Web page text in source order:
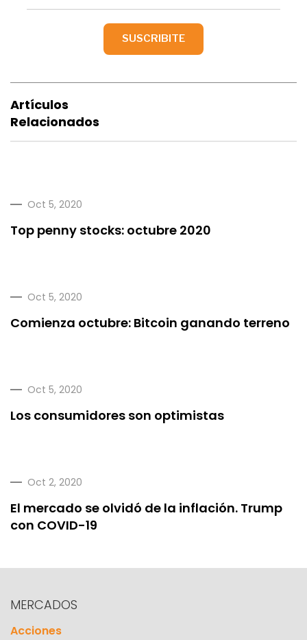
Artículos
Relacionados
Oct 5, 2020
Top penny stocks: octubre 2020
Oct 5, 2020
Comienza octubre: Bitcoin ganando terreno
Oct 5, 2020
Los consumidores son optimistas
Oct 2, 2020
El mercado se olvidó de la inflación. Trump
con COVID-19
MERCADOS
Acciones